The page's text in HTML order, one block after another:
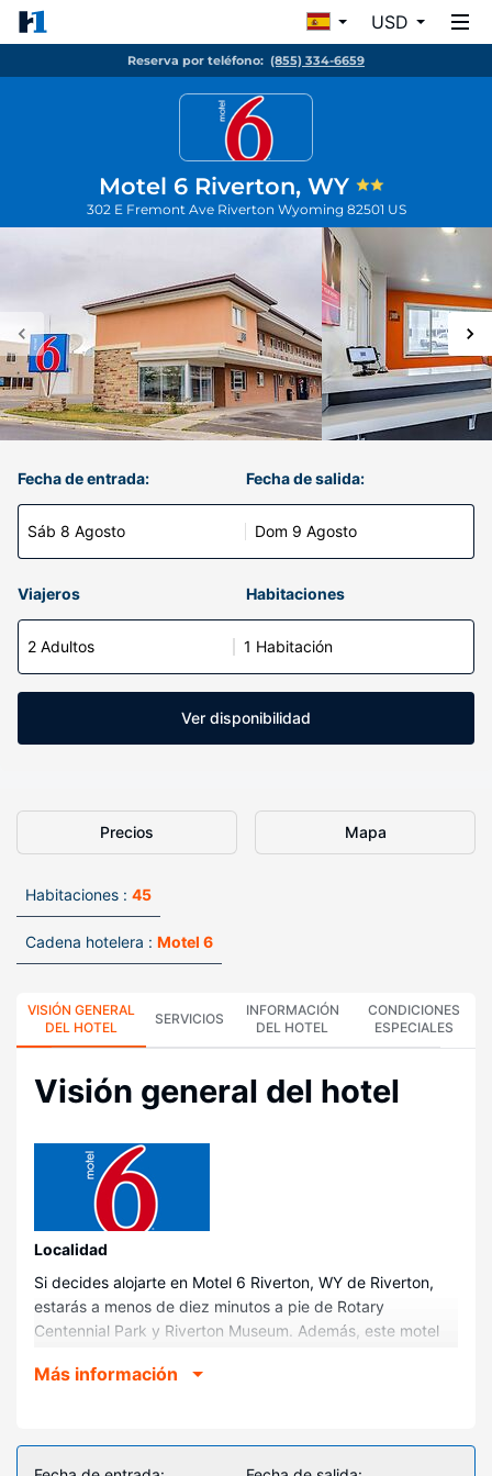
USD
Reserva por teléfono: (855) 334-6659
Motel 6 Riverton, WY
302 E Fremont Ave Riverton Wyoming 82501 US
Fecha de entrada:
Sáb 8 Agosto
Fecha de salida:
Dom 9 Agosto
Viajeros Habitaciones
2 Adultos 1 Habitación
Ver disponibilidad
Precios Mapa
Habitaciones : 45
Cadena hotelera : Motel 6
VISIÓN GENERAL
DEL HOTEL
SERVICIOS
INFORMACIÓN
DEL HOTEL
CONDICIONES
ESPECIALES
Visión general del hotel
Localidad
Si decides alojarte en Motel 6 Riverton, WY de Riverton,
estarás a menos de diez minutos a pie de Rotary
Centennial Park y Riverton Museum. Además, este motel
a 1 km de Veteran's Park.
Disfruta de una agradable estancia en una de las 45
habitaciones con televisión de pantalla plana. La conexión
Más información